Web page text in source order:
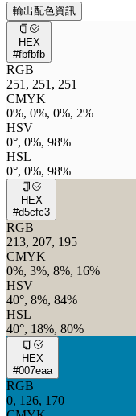
輸出配色資訊
HEX
#fbfbfb
RGB
251, 251, 251
CMYK
0%, 0%, 0%, 2%
HSV
0°, 0%, 98%
HSL
0°, 0%, 98%
HEX
#d5cfc3
RGB
213, 207, 195
CMYK
0%, 3%, 8%, 16%
HSV
40°, 8%, 84%
HSL
40°, 18%, 80%
HEX
#007eaa
RGB
0, 126, 170